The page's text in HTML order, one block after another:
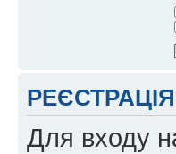
РЕЄСТРАЦІЯ
Для входу